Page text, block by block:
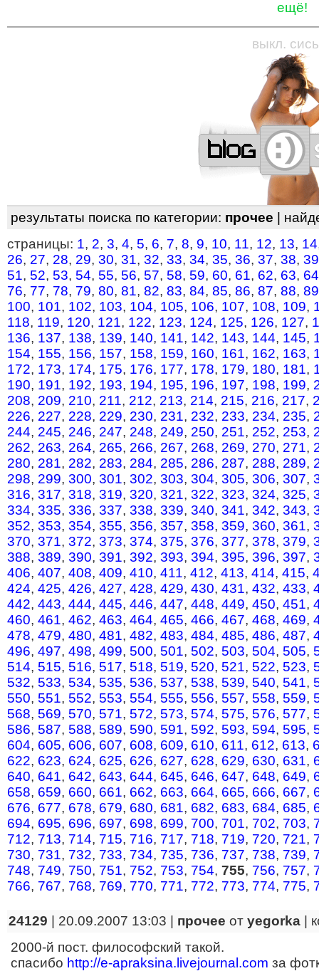
ещё!
—————————————————
выкл.
результаты поиска по категории: прочее |
страницы: 1, 2, 3, 4, 5, 6, 7, 8, 9, 10, 11, 12, 13, 14
26, 27, 28, 29, 30, 31, 32, 33, 34, 35, 36, 37, 38, 39
51, 52, 53, 54, 55, 56, 57, 58, 59, 60, 61, 62, 63, 64
76, 77, 78, 79, 80, 81, 82, 83, 84, 85, 86, 87, 88, 89
100, 101, 102, 103, 104, 105, 106, 107, 108, 109,
118, 119, 120, 121, 122, 123, 124, 125, 126, 127,
136, 137, 138, 139, 140, 141, 142, 143, 144, 145,
154, 155, 156, 157, 158, 159, 160, 161, 162, 163,
172, 173, 174, 175, 176, 177, 178, 179, 180, 181,
190, 191, 192, 193, 194, 195, 196, 197, 198, 199,
208, 209, 210, 211, 212, 213, 214, 215, 216, 217,
226, 227, 228, 229, 230, 231, 232, 233, 234, 235,
244, 245, 246, 247, 248, 249, 250, 251, 252, 253,
262, 263, 264, 265, 266, 267, 268, 269, 270, 271,
280, 281, 282, 283, 284, 285, 286, 287, 288, 289,
298, 299, 300, 301, 302, 303, 304, 305, 306, 307,
316, 317, 318, 319, 320, 321, 322, 323, 324, 325,
334, 335, 336, 337, 338, 339, 340, 341, 342, 343,
352, 353, 354, 355, 356, 357, 358, 359, 360, 361,
370, 371, 372, 373, 374, 375, 376, 377, 378, 379,
388, 389, 390, 391, 392, 393, 394, 395, 396, 397,
406, 407, 408, 409, 410, 411, 412, 413, 414, 415,
424, 425, 426, 427, 428, 429, 430, 431, 432, 433,
442, 443, 444, 445, 446, 447, 448, 449, 450, 451,
460, 461, 462, 463, 464, 465, 466, 467, 468, 469,
478, 479, 480, 481, 482, 483, 484, 485, 486, 487,
496, 497, 498, 499, 500, 501, 502, 503, 504, 505,
514, 515, 516, 517, 518, 519, 520, 521, 522, 523,
532, 533, 534, 535, 536, 537, 538, 539, 540, 541,
550, 551, 552, 553, 554, 555, 556, 557, 558, 559,
568, 569, 570, 571, 572, 573, 574, 575, 576, 577,
586, 587, 588, 589, 590, 591, 592, 593, 594, 595,
604, 605, 606, 607, 608, 609, 610, 611, 612, 613,
622, 623, 624, 625, 626, 627, 628, 629, 630, 631,
640, 641, 642, 643, 644, 645, 646, 647, 648, 649,
658, 659, 660, 661, 662, 663, 664, 665, 666, 667,
676, 677, 678, 679, 680, 681, 682, 683, 684, 685,
694, 695, 696, 697, 698, 699, 700, 701, 702, 703,
712, 713, 714, 715, 716, 717, 718, 719, 720, 721,
730, 731, 732, 733, 734, 735, 736, 737, 738, 739,
748, 749, 750, 751, 752, 753, 754, 755, 756, 757,
766, 767, 768, 769, 770, 771, 772, 773, 774, 775,
24129 | 20.09.2007 13:03 | прочее от yegorka
2000-й пост. философский такой.
спасибо http://e-apraksina.livejournal.com за